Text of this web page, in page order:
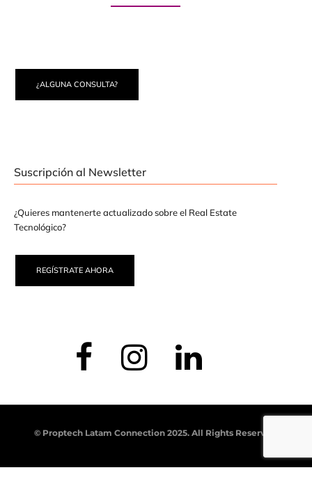
¿ALGUNA CONSULTA?
Suscripción al Newsletter
¿Quieres mantenerte actualizado sobre el Real Estate
Tecnológico?
REGÍSTRATE AHORA
© Proptech Latam Connection 2025. All Rights Reserved.